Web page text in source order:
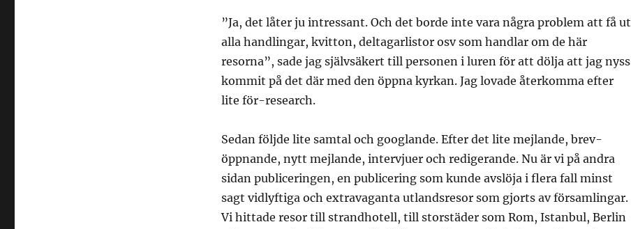
”Ja, det låter ju intressant. Och det borde inte vara några problem att få ut
alla handlingar, kvitton, deltagarlistor osv som handlar om de här
resorna”, sade jag självsäkert till personen i luren för att dölja att jag nyss
kommit på det där med den öppna kyrkan. Jag lovade återkomma efter
lite för-research.
Sedan följde lite samtal och googlande. Efter det lite mejlande, brev-
öppnande, nytt mejlande, intervjuer och redigerande. Nu är vi på andra
sidan publiceringen, en publicering som kunde avslöja i flera fall minst
sagt vidlyftiga och extravaganta utlandsresor som gjorts av församlingar.
Vi hittade resor till strandhotell, till storstäder som Rom, Istanbul, Berlin